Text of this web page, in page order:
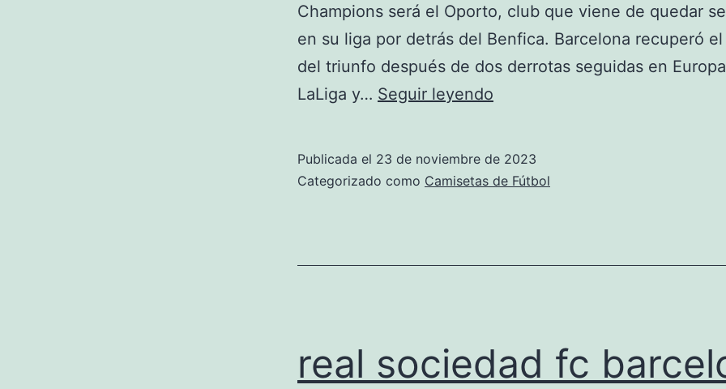
Champions será el Oporto, club que viene de quedar
en su liga por detrás del Benfica. Barcelona recuperó
del triunfo después de dos derrotas seguidas en
LaLiga y… Seguir leyendo
1979-
Publicada el 23 de noviembre de 2023
Categorizado como Camisetas de Fútbol
real sociedad fc